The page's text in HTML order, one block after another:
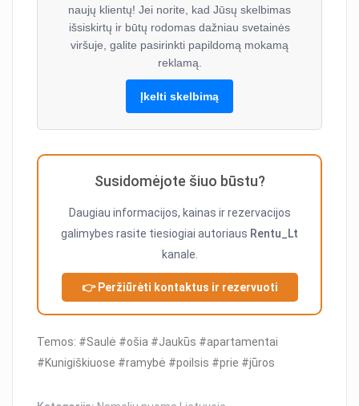
naujų klientų! Jei norite, kad Jūsų skelbimas
išsiskirtų ir būtų rodomas dažniau svetainės
viršuje, galite pasirinkti papildomą mokamą
reklamą.
Įkelti skelbimą
Susidomėjote šiuo būstu?
Daugiau informacijos, kainas ir rezervacijos
galimybes rasite tiesiogiai autoriaus Rentu_Lt
kanale.
👉 Peržiūrėti kontaktus ir rezervuoti
Temos: #Saulė #ošia #Jaukūs #apartamentai
#Kunigiškiuose #ramybė #poilsis #prie #jūros